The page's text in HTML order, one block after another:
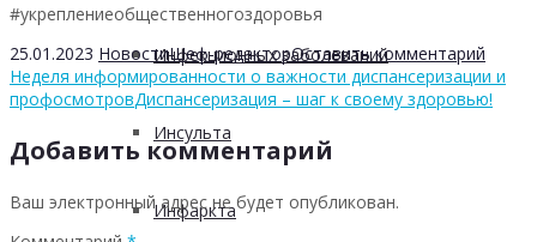
Инфекционных заболеваний
Инсульта
Инфаркта
#укреплениеобщественногоздоровья
25.01.2023 НовостиШеф-редакторОставить комментарий
Неделя информированности о важности диспансеризации и
профосмотровДиспансеризация – шаг к своему здоровью!
Добавить комментарий
Ваш электронный адрес не будет опубликован.